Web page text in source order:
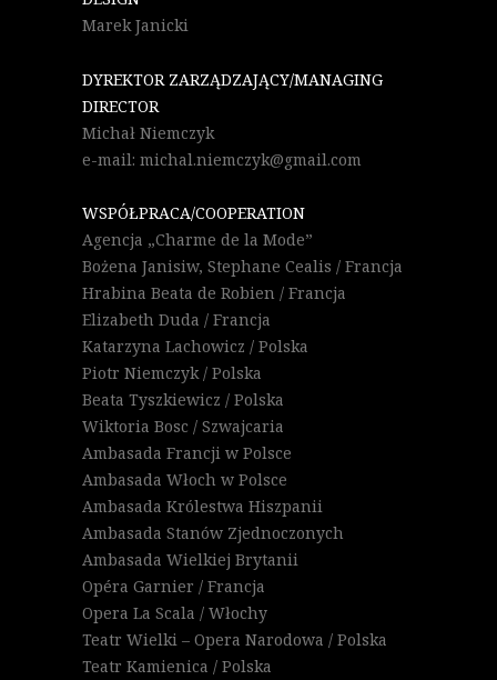
Marek Janicki
DYREKTOR ZARZĄDZAJĄCY/MANAGING
DIRECTOR
Michał Niemczyk
e-mail: michal.niemczyk@gmail.com
WSPÓŁPRACA/COOPERATION
Agencja „Charme de la Mode”
Bożena Janisiw, Stephane Cealis / Francja
Hrabina Beata de Robien / Francja
Elizabeth Duda / Francja
Katarzyna Lachowicz / Polska
Piotr Niemczyk / Polska
Beata Tyszkiewicz / Polska
Wiktoria Bosc / Szwajcaria
Ambasada Francji w Polsce
Ambasada Włoch w Polsce
Ambasada Królestwa Hiszpanii
Ambasada Stanów Zjednoczonych
Ambasada Wielkiej Brytanii
Opéra Garnier / Francja
Opera La Scala / Włochy
Teatr Wielki – Opera Narodowa / Polska
Teatr Kamienica / Polska